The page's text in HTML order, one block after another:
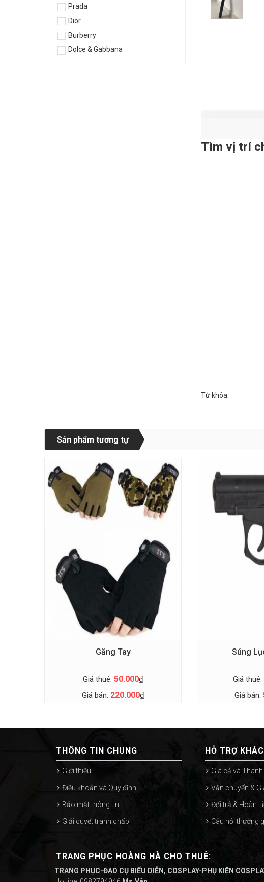
Tìm vị trí
Từ khóa:
Prada
Dior
Burberry
Dolce & Gabbana
Sản phẩm tương tự
Găng Tay
Giá thuê: 50.000₫
Giá bán: 220.000₫
Súng
Giá thuê:
Giá bán:
THÔNG TIN CHUNG
Giới thiệu
Điều khoản và Quy định
Bảo mật thông tin
Giải quyết tranh chấp
HỖ TRỢ
Giá cả và
Vận chuyển &
Đổi trả & Hoàn
Câu hỏi thường
TRANG PHỤC HOÀNG HÀ CHO THUÊ:
TRANG PHỤC-ĐẠO CỤ BIỂU DIỄN, COSPLAY-PHỤ KIỆN